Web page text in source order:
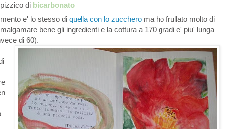
pizzico di bicarbonato
e' lo stesso di quella con lo zucchero ma ho frullato molto di
bene gli ingredienti e la cottura a 170 gradi e' piu' lunga
di 60).